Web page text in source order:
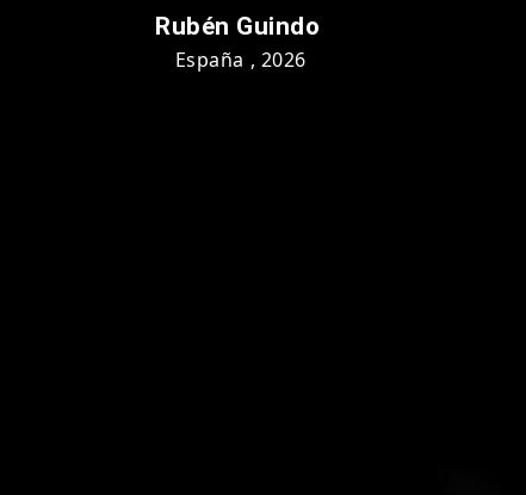
Rubén Guindo
España , 2026